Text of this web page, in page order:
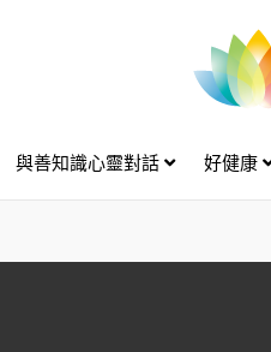
與善知識心靈對話 好健康